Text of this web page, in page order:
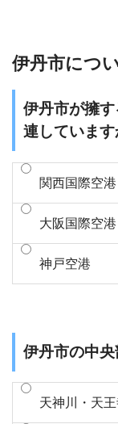
伊丹市につ
伊丹市が擁
連しています
関西国際空港
大阪国際空港
神戸空港
伊丹市の中
天神川・天王